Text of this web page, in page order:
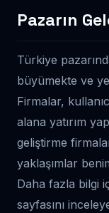
Pazarın
Türkiye
büyümekte ve
Firmalar,
alana yatırım
geliştirme
yaklaşımlar
Daha fazla bilgi
sayfasını